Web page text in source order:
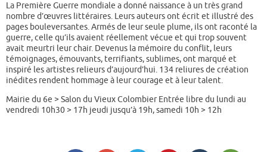
La Première Guerre mondiale a donné naissance à un très grand
nombre d’œuvres littéraires. Leurs auteurs ont écrit et illustré des
pages bouleversantes. Armés de leur seule plume, ils ont raconté la
guerre, celle qu’ils avaient réellement vécue et qui trop souvent
avait meurtri leur chair. Devenus la mémoire du conflit, leurs
témoignages, émouvants, terrifiants, sublimes, ont marqué et
inspiré les artistes relieurs d’aujourd’hui. 134 reliures de création
inédites rendent hommage à leur courage et à leur talent.
Mairie du 6e > Salon du Vieux Colombier Entrée libre du lundi au
vendredi 10h30 > 17h jeudi jusqu’à 19h, samedi 10h > 12h